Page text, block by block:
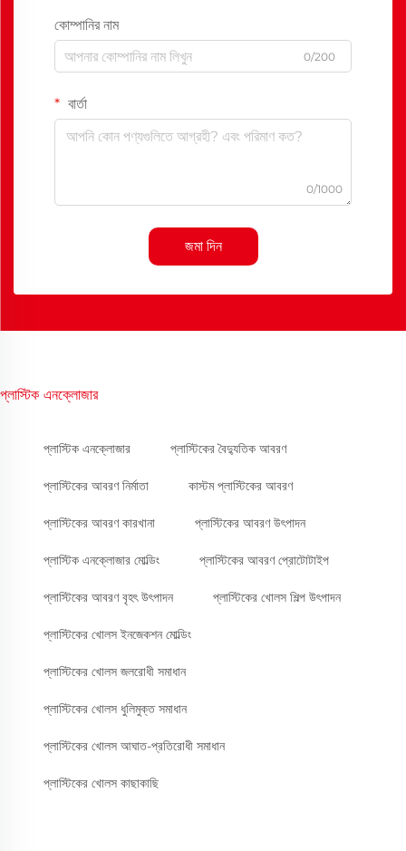
কোম্পানির নাম
0/200
বার্তা
0/1000
জমা দিন
প্লাস্টিক এনক্লোজার
প্লাস্টিক এনক্লোজার প্লাস্টিকের বৈদ্যুতিক আবরণ
প্লাস্টিকের আবরণ নির্মাতা কাস্টম প্লাস্টিকের আবরণ
প্লাস্টিকের আবরণ কারখানা প্লাস্টিকের আবরণ উৎপাদন
প্লাস্টিক এনক্লোজার মোল্ডিং প্লাস্টিকের আবরণ প্রোটোটাইপ
প্লাস্টিকের আবরণ বৃহৎ উৎপাদন প্লাস্টিকের খোলস শিল্প উৎপাদন
প্লাস্টিকের খোলস ইনজেকশন মোল্ডিং
প্লাস্টিকের খোলস জলরোধী সমাধান
প্লাস্টিকের খোলস ধুলিমুক্ত সমাধান
প্লাস্টিকের খোলস আঘাত-প্রতিরোধী সমাধান
প্লাস্টিকের খোলস কাছাকাছি